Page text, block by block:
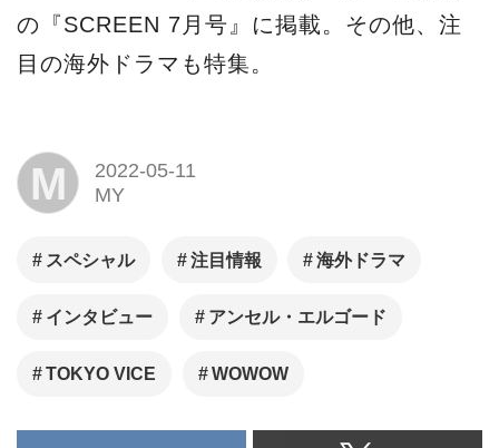
の『SCREEN 7月号』に掲載。その他、注
目の海外ドラマも特集。
M
2022-05-11
MY
スペシャル 注目情報 海外ドラマ
インタビュー アンセル・エルゴード
TOKYO VICE WOWOW